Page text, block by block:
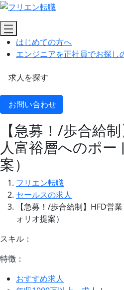
はじめての方へ
エンジニアを正社員でお探し
求人を探す
お問い合わせ
【急募！/歩合給
人富裕層へのポ
案）
フリエン転職
セールスの求人
【急募！/歩合給制】HFD営
ォリオ提案）
スキル：
特徴：
おすすめ求人